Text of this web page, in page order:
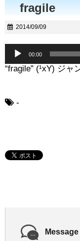
fragile
2014/09/09
プ
ヤ
00:00
“fragile” (¹xY)
-
Message